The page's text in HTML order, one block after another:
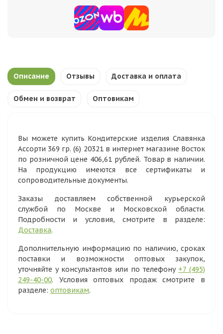
Описание Отзывы Доставка и оплата
Обмен и возврат Оптовикам
Вы можете купить Кондитерские изделия Славянка
Ассорти 369 гр. (6) 20321 в интернет магазине Восток
по розничной цене 406,61 рублей. Товар в наличии.
На продукцию имеются все сертификаты и
сопроводительные документы.
Заказы доставляем собственной курьерской
службой по Москве и Московской области.
Подробности и условия, смотрите в разделе:
Доставка.
Дополнительную информацию по наличию, сроках
поставки и возможности оптовых закупок,
уточняйте у консультантов или по телефону +7 (495)
249-40-00. Условия оптовых продаж смотрите в
разделе: оптовикам.